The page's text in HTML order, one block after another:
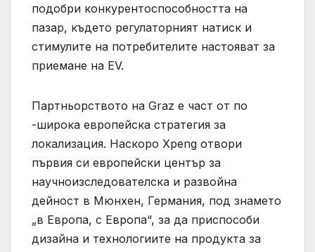
подобри конкурентоспособността на
пазар, където регулаторният натиск и
стимулите на потребителите настояват за
приемане на EV.
Партньорството на Graz е част от по
-широка европейска стратегия за
локализация. Наскоро Xpeng отвори
първия си европейски център за
научноизследователска и развойна
дейност в Мюнхен, Германия, под знамето
„в Европа, с Европа“, за да приспособи
дизайна и технологиите на продукта за